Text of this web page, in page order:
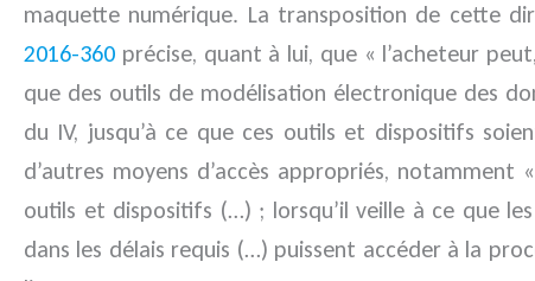
maquette numérique. La transposition de cette
2016-360 précise, quant à lui, que « l’acheteur
que des outils de modélisation électronique des
du IV, jusqu’à ce que ces outils et dispositifs
d’autres moyens d’accès appropriés,
outils et dispositifs (…) ; lorsqu’il veille à ce que
dans les délais requis (…) puissent accéder à la